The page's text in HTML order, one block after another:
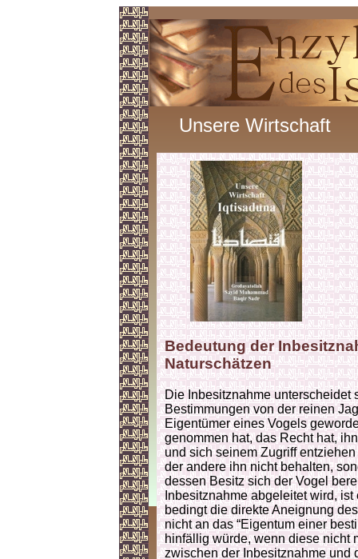
Unsere Wirtschaft
Bedeutung der
Naturschätzen
Die Inbesitznahme unterscheidet
Bestimmungen von der reinen
Eigentümer eines Vogels
genommen hat, das Recht hat,
und sich seinem Zugriff
der andere ihn nicht behalten,
dessen Besitz sich der Vogel
Inbesitznahme abgeleitet wird,
bedingt die direkte Aneignung
nicht an das “Eigentum einer
hinfällig würde, wenn diese nicht
zwischen der Inbesitznahme und